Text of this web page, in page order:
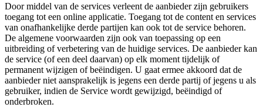
Door middel van de services verleent de aanbieder zijn gebruikers
toegang tot een online applicatie. Toegang tot de content en services
van onafhankelijke derde partijen kan ook tot de service behoren.
De algemene voorwaarden zijn ook van toepassing op een
uitbreiding of verbetering van de huidige services. De aanbieder kan
de service (of een deel daarvan) op elk moment tijdelijk of
permanent wijzigen of beëindigen. U gaat ermee akkoord dat de
aanbieder niet aansprakelijk is jegens een derde partij of jegens u als
gebruiker, indien de Service wordt gewijzigd, beëindigd of
onderbroken.